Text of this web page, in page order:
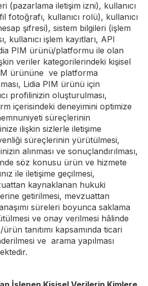
(pazarlama iletişim izni), kullanıcı
fotoğrafı, kullanıcı rolü), kullanıcı
şifresi), sistem bilgileri (işlem
kullanıcı işlem kayıtları, API
PIM ürünü/platformu ile olan
veriler kategorilerindeki kişisel
ürününe ve platforma
Lidia PIM ürünü için
profilinizin oluşturulması,
içerisindeki deneyimini optimize
süreçlerinin
ilişkin sizlerle iletişime
süreçlerinin yürütülmesi,
alınması ve sonuçlandırılması,
söz konusu ürün ve hizmete
ile iletişime geçilmesi,
kaynaklanan hukuki
getirilmesi, mevzuattan
süreleri boyunca saklama
ve onay verilmesi hâlinde
tanıtımı kapsamında ticari
ve arama yapılması